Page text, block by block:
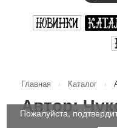
Главная › Каталог ›
Автор:
Пожалуйста,